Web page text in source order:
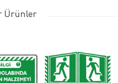
Ürünler